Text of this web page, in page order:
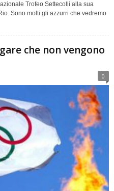
Trofeo Settecolli alla sua
Sono molti gli azzurri che vedremo
che non vengono
0